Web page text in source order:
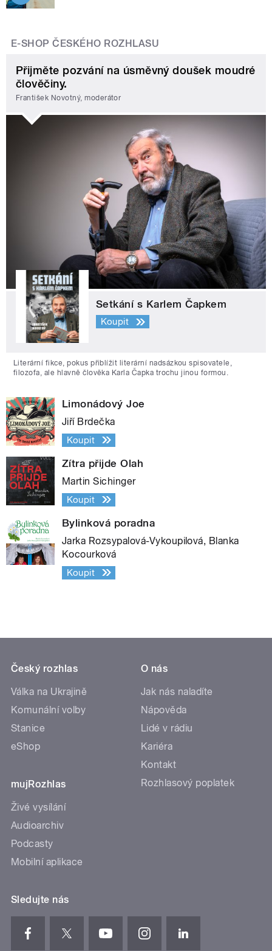
E-SHOP ČESKÉHO ROZHLASU
Přijměte pozvání na úsměvný doušek moudré
člověčiny.
František Novotný, moderátor
Setkání s Karlem Čapkem
Koupit
Literární fikce, pokus přiblížit literární nadsázkou spisovatele,
filozofa, ale hlavně člověka Karla Čapka trochu jinou formou.
Limonádový Joe
Jiří Brdečka
Koupit
Zítra přijde Olah
Martin Sichinger
Koupit
Bylinková poradna
Jarka Rozsypalová-Vykoupilová, Blanka
Kocourková
Koupit
Český rozhlas
Válka na Ukrajině
Komunální volby
Stanice
eShop
mujRozhlas
Živé vysílání
Audioarchiv
Podcasty
Mobilní aplikace
O nás
Jak nás naladíte
Nápověda
Lidé v rádiu
Kariéra
Kontakt
Rozhlasový poplatek
Sledujte nás